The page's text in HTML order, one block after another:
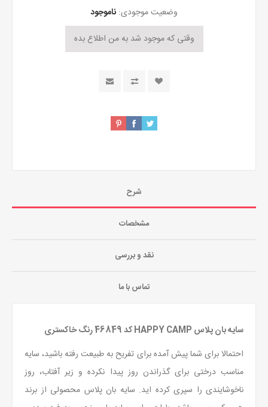
وضعیت موجودی: ناموجود
شرح
مشخصات
نقد و بررسی
تماس با ما
سایه بان پلاس HAPPY CAMP کد 46849 رنگ خاکستری
احتمالا برای شما پیش آمده برای تفریح به طبیعت رفته باشید، سایه
مناسب درختی برای گذراندن روز پیدا نکرده و زیر آفتاب، روز
ناخوشایندی را سپری کرده اید. سایه بان پلاس محصولی از برند